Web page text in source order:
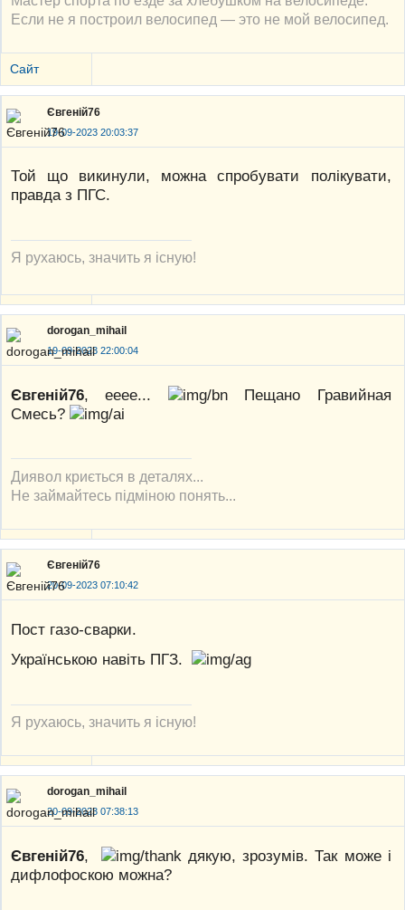
Если не я построил велосипед — это не мой велосипед.
Сайт
Євгеній76
19-09-2023 20:03:37
Той що викинули, можна спробувати полікувати,
правда з ПГС.
Я рухаюсь, значить я існую!
dorogan_mihail
19-09-2023 22:00:04
Євгеній76, ееее...
Пещано Гравийная
Смесь?
Диявол криється в деталях...
Не займайтесь підміною понять...
Євгеній76
20-09-2023 07:10:42
Пост газо-сварки.
Українською навіть ПГЗ.
Я рухаюсь, значить я існую!
dorogan_mihail
20-09-2023 07:38:13
Євгеній76,
дякую, зрозумів. Так може і
дифлофоскою можна?